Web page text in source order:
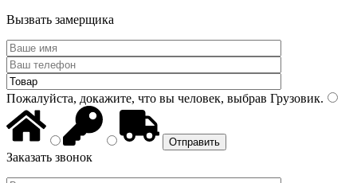
Вызвать замерщика
Пожалуйста, докажите, что вы человек, выбрав Грузовик.
Заказать звонок